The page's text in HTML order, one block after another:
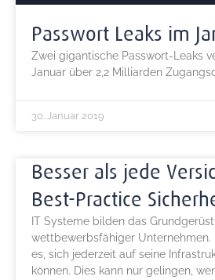
Passwort Leaks im
Zwei gigantische Passwort-Leaks
Januar über 2,2 Milliarden
30. Januar 2019
Besser als jede
Best-Practice
IT Systeme bilden das
wettbewerbsfähiger Unternehmen.
es, sich jederzeit auf seine
können. Dies kann nur gelingen,